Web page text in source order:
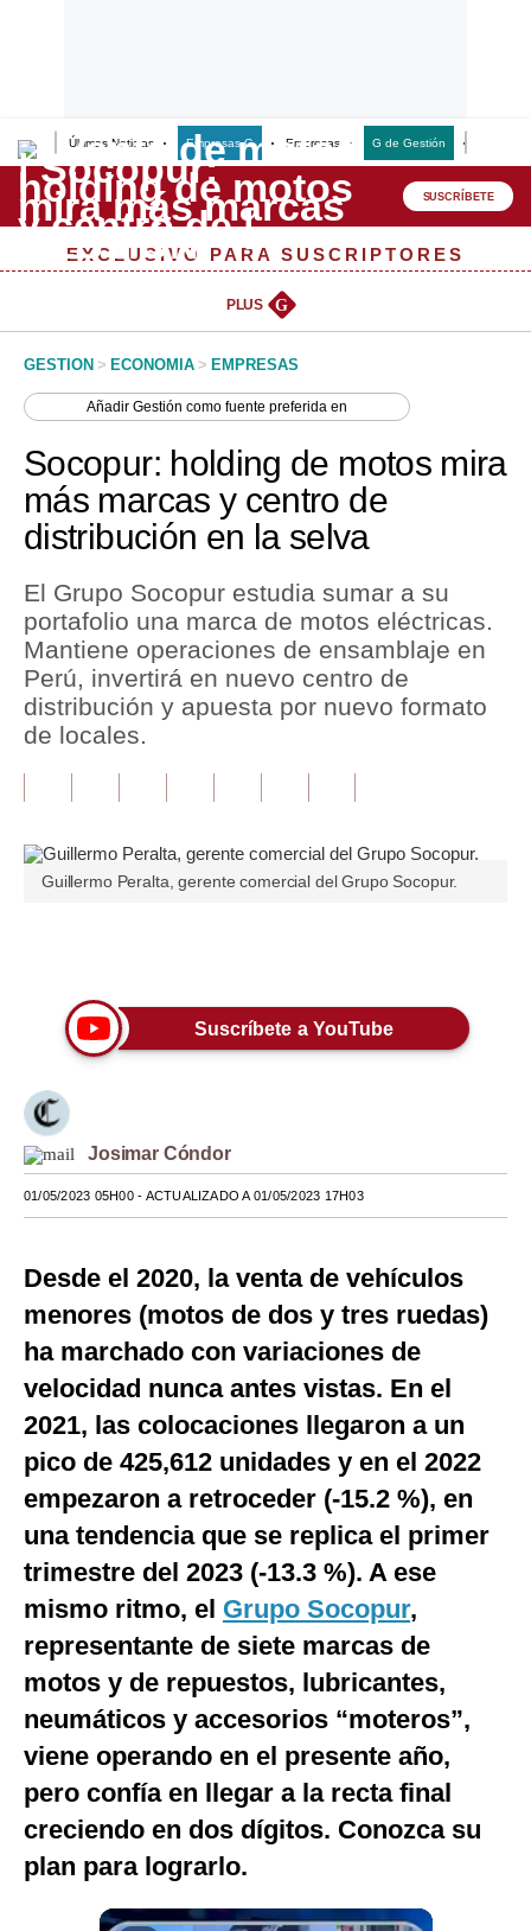
Últimas Noticias Empresas G Empresas G de Gestión
Lo último
Peru Quiosco
Management & Empleo
Perú
Política
Finanzas Personales
Inmobiliarias
Plus G
Pregunta de hoy
Lujo
Viajes
Moda
Estilos
Mundo
México
Internacional
Tecnología
Club del Suscriptor
G de Gestión
Notas Contratadas
Podcast
Gestión TV
Videos
Fotogalerías
gestion.pe
SUSCRÍBETE
EXCLUSIVO PARA SUSCRIPTORES
PLUS G
GESTION > ECONOMIA > EMPRESAS
AñadirGestión como fuente preferida en
Socopur: holding de motos mira
más marcas y centro de
distribución en la selva
El Grupo Socopur estudia sumar a su
portafolio una marca de motos eléctricas.
Mantiene operaciones de ensamblaje en
Perú, invertirá en nuevo centro de
distribución y apuesta por nuevo formato
de locales.
Guillermo Peralta, gerente comercial del Grupo Socopur.
Suscríbete a YouTube
Josimar Cóndor
01/05/2023 05H00- ACTUALIZADO A 01/05/2023 17H03
Desde el 2020, la venta de vehículos
menores (motos de dos y tres ruedas)
ha marchado con variaciones de
velocidad nunca antes vistas. En el
2021, las colocaciones llegaron a un
pico de 425,612 unidades y en el 2022
empezaron a retroceder (-15.2 %), en
una tendencia que se replica el primer
trimestre del 2023 (-13.3 %). A ese
mismo ritmo, el Grupo Socopur,
representante de siete marcas de
motos y de repuestos, lubricantes,
neumáticos y accesorios “moteros”,
viene operando en el presente año,
pero confía en llegar a la recta final
creciendo en dos dígitos. Conozca su
plan para lograrlo.